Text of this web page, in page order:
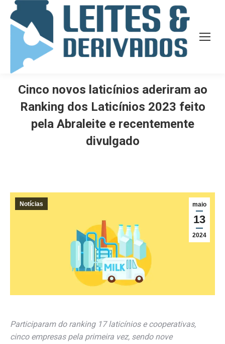
Cinco novos laticínios aderiram ao
Ranking dos Laticínios 2023 feito
pela Abraleite e recentemente
divulgado
maio
13
2024
Notícias
Participaram do ranking 17 laticínios e cooperativas,
cinco empresas pela primeira vez, sendo nove